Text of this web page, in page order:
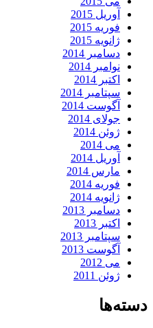
آوریل 2015
فوریه 2015
ژانویه 2015
دسامبر 2014
نوامبر 2014
اکتبر 2014
سپتامبر 2014
آگوست 2014
جولای 2014
ژوئن 2014
می 2014
آوریل 2014
مارس 2014
فوریه 2014
ژانویه 2014
دسامبر 2013
اکتبر 2013
سپتامبر 2013
آگوست 2013
می 2012
ژوئن 2011
دسته‌ها